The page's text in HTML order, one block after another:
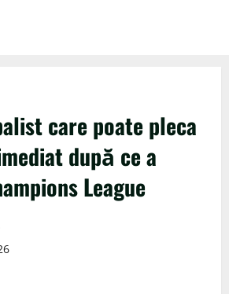
care poate pleca
după ce a
League